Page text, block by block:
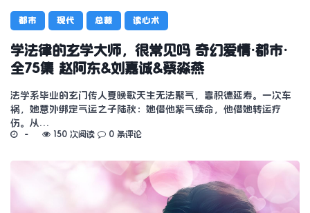
都市 现代 总裁 读心术
学法律的玄学大师，很常见吗 奇幻爱情·都市·
全75集 赵阿东&刘嘉诚&蔡淼燕
法学系毕业的玄门传人夏晚歌天生无法聚气，靠积德延寿。一次车
祸，她意外绑定气运之子陆秋：她借他紫气续命，他借她转运疗
伤。从…
150 次阅读 0 条评论